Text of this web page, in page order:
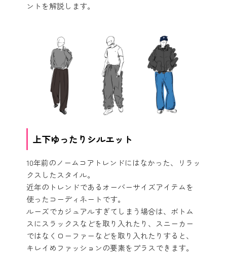
ントを解説します。
上下ゆったりシルエット
10年前のノームコアトレンドにはなかった、リラッ
クスしたスタイル。
近年のトレンドであるオーバーサイズアイテムを
使ったコーディネートです。
ルーズでカジュアルすぎてしまう場合は、ボトム
スにスラックスなどを取り入れたり、スニーカー
ではなくローファーなどを取り入れたりすると、
キレイめファッションの要素をプラスできます。